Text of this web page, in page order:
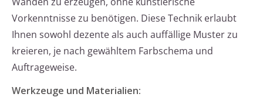
Vorkenntnisse zu benötigen. Diese Technik erlaubt
Ihnen sowohl dezente als auch auffällige Muster zu
kreieren, je nach gewähltem Farbschema und
Auftrageweise.
Werkzeuge und Materialien: